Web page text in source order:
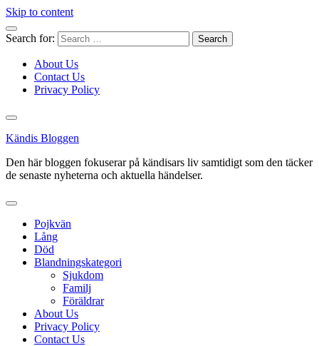
Skip to content
Search for:
About Us
Contact Us
Privacy Policy
Kändis Bloggen
Den här bloggen fokuserar på kändisars liv samtidigt som den täcker
de senaste nyheterna och aktuella händelser.
Pojkvän
Lång
Död
Blandningskategori
Sjukdom
Familj
Föräldrar
About Us
Privacy Policy
Contact Us